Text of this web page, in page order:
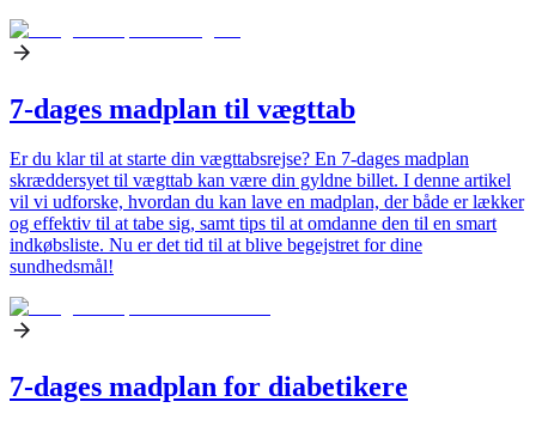
7-dages madplan til vægttab
Er du klar til at starte din vægttabsrejse? En 7-dages madplan
skræddersyet til vægttab kan være din gyldne billet. I denne artikel
vil vi udforske, hvordan du kan lave en madplan, der både er lækker
og effektiv til at tabe sig, samt tips til at omdanne den til en smart
indkøbsliste. Nu er det tid til at blive begejstret for dine
sundhedsmål!
7-dages madplan for diabetikere